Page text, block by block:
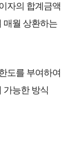
자의 합계금액
매월 상환하는
도를 부여하여
가능한 방식